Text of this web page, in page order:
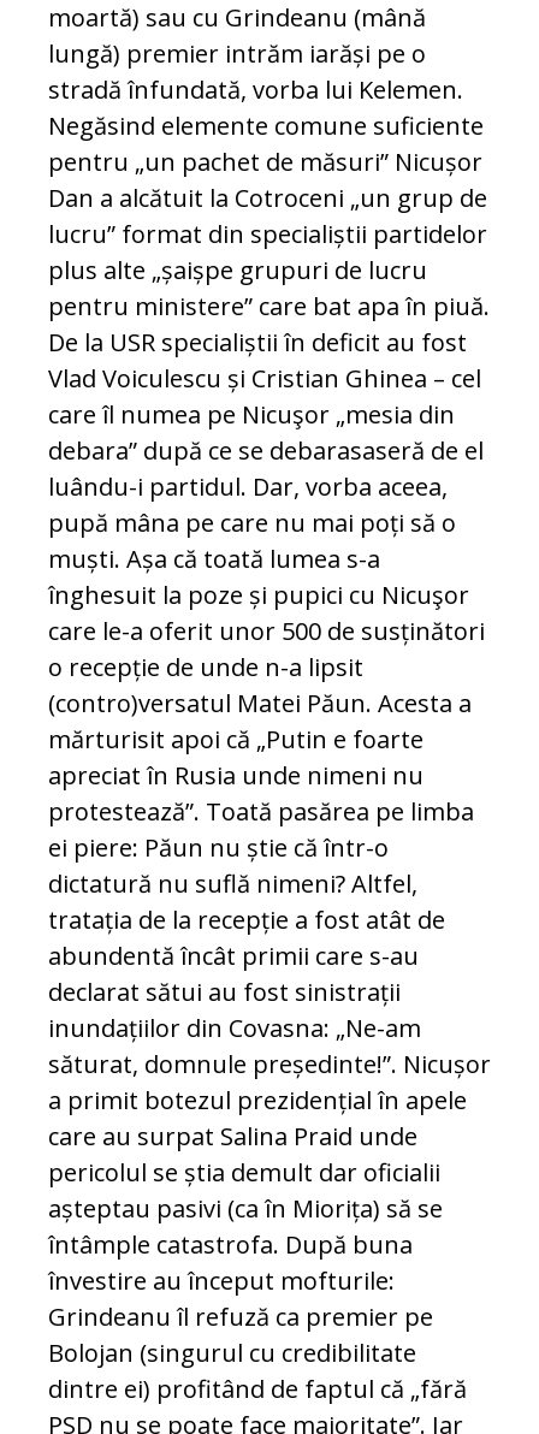
moartă) sau cu Grindeanu (mână
lungă) premier intrăm iarăși pe o
stradă înfundată, vorba lui Kelemen.
Negăsind elemente comune suficiente
pentru „un pachet de măsuri” Nicușor
Dan a alcătuit la Cotroceni „un grup de
lucru” format din specialiștii partidelor
plus alte „șaișpe grupuri de lucru
pentru ministere” care bat apa în piuă.
De la USR specialiștii în deficit au fost
Vlad Voiculescu și Cristian Ghinea – cel
care îl numea pe Nicuşor „mesia din
debara” după ce se debarasaseră de el
luându-i partidul. Dar, vorba aceea,
pupă mâna pe care nu mai poți să o
muști. Așa că toată lumea s-a
înghesuit la poze și pupici cu Nicuşor
care le-a oferit unor 500 de susținători
o recepție de unde n-a lipsit
(contro)versatul Matei Păun. Acesta a
mărturisit apoi că „Putin e foarte
apreciat în Rusia unde nimeni nu
protestează”. Toată pasărea pe limba
ei piere: Păun nu știe că într-o
dictatură nu suflă nimeni? Altfel,
tratația de la recepție a fost atât de
abundentă încât primii care s-au
declarat sătui au fost sinistrații
inundațiilor din Covasna: „Ne-am
săturat, domnule președinte!”. Nicușor
a primit botezul prezidențial în apele
care au surpat Salina Praid unde
pericolul se știa demult dar oficialii
așteptau pasivi (ca în Miorița) să se
întâmple catastrofa. După buna
învestire au început mofturile:
Grindeanu îl refuză ca premier pe
Bolojan (singurul cu credibilitate
dintre ei) profitând de faptul că „fără
PSD nu se poate face majoritate”. Iar